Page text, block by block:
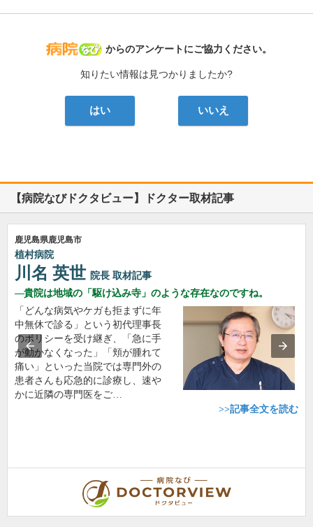
病院なび
からのアンケートにご協力ください。
知りたい情報は見つかりましたか?
はい いいえ
【病院なびドクタビュー】ドクター取材記事
鹿児島県鹿児島市
植村病院
川名 英世 院長 取材記事
貴院は地域の「駆け込み寺」のような存在なのですね。
「どんな病気やケガも拒まずに年
中無休で診る」という初代理事長
のポリシーを受け継ぎ、「急に手
が動かなくなった」「頬が腫れて
痛い」といった当院では専門外の
患者さんも応急的に診療し、速や
かに近隣の専門医をご…
>>記事全文を読む